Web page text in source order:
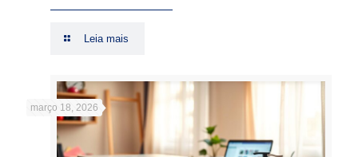
Leia mais
março 18, 2026